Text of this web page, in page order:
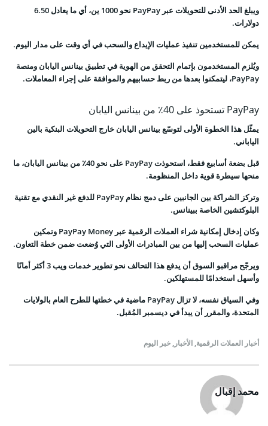
ويبلغ الحد الأدنى للتحويلات عبر PayPay نحو 1000 ين، أي ما يعادل 6.50
دولارات.
يمكن للمستخدمين تنفيذ عمليات الإيداع والسحب في أي وقت على مدار اليوم.
ويُلزم المستخدمون بإتمام التحقق من الهوية في تطبيق بينانس اليابان ومنصة
PayPay، ليتمكنوا بعدها من ربط حسابيهم والموافقة على إجراء المعاملات.
PayPay تستحوذ على 40٪ من بينانس اليابان
يمثّل هذا الخطوة الأولى لتوسّع بينانس اليابان خارج التحويلات البنكية بالين
الياباني.
قبل بضعة أسابيع فقط، استحوذت PayPay على نحو 40٪ من بينانس اليابان، ما
منحها سيطرة قوية داخل المنظومة.
وتركز الشراكة بين الجانبين على دمج نظام PayPay للدفع غير النقدي مع تقنية
البلوكتشين الخاصة ببينانس.
وكان إدخال إمكانية شراء العملات الرقمية عبر PayPay Money وتمكين
عمليات السحب إليها من بين المبادرات الأولى التي وُضعت ضمن خطة التعاون.
ويرجّح مراقبو السوق أن يدفع هذا التحالف نحو تطوير خدمات ويب 3 أكثر أمانًا
وأسهل استخدامًا للمستهلكين.
وفي السياق نفسه، لا تزال PayPay ماضية في خطتها للطرح العام بالولايات
المتحدة، والمقرر أن يبدأ في ديسمبر المُقبل.
أخبار العملات الرقمية, الأخبار, خبر اليوم
محمد إقبال